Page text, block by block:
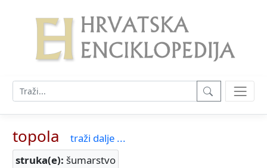
topola
traži dalje ...
struka(e): šumarstvo